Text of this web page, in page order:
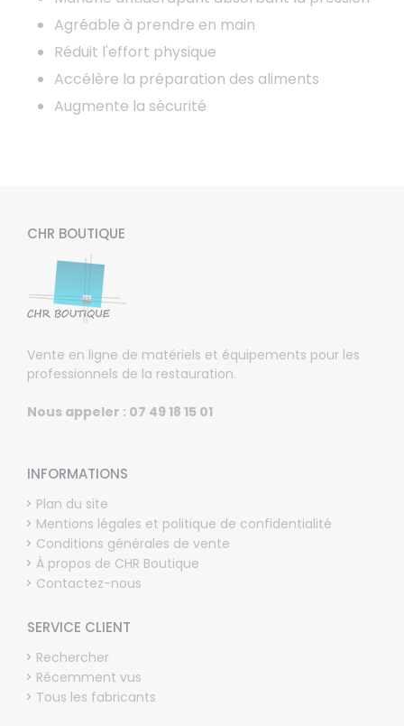
Agréable à prendre en main
Réduit l'effort physique
Accélère la préparation des aliments
Augmente la sécurité
CHR BOUTIQUE
Vente en ligne de matériels et équipements pour les
professionnels de la restauration.
Nous appeler : 07 49 18 15 01
INFORMATIONS
Plan du site
Mentions légales et politique de confidentialité
Conditions générales de vente
À propos de CHR Boutique
Contactez-nous
SERVICE CLIENT
Rechercher
Récemment vus
Tous les fabricants